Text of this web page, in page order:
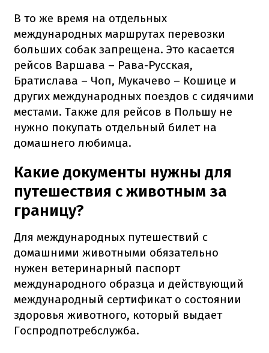
В то же время на отдельных
международных маршрутах перевозки
больших собак запрещена. Это касается
рейсов Варшава – Рава-Русская,
Братислава – Чоп, Мукачево – Кошице и
других международных поездов с сидячими
местами. Также для рейсов в Польшу не
нужно покупать отдельный билет на
домашнего любимца.
Какие документы нужны для
путешествия с животным за
границу?
Для международных путешествий с
домашними животными обязательно
нужен ветеринарный паспорт
международного образца и действующий
международный сертификат о состоянии
здоровья животного, который выдает
Госпродпотребслужба.